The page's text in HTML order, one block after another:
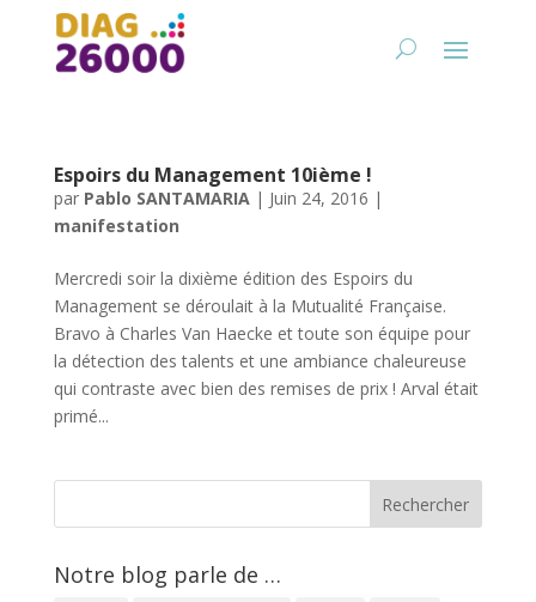
Espoirs du Management 10ième !
par Pablo SANTAMARIA| Juin 24, 2016 |
manifestation
Mercredi soir la dixième édition des Espoirs du
Management se déroulait à la Mutualité Française.
Bravo à Charles Van Haecke et toute son équipe pour
la détection des talents et une ambiance chaleureuse
qui contraste avec bien des remises de prix ! Arval était
primé...
Notre blog parle de …